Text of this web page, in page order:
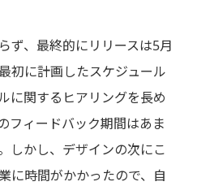
ず、最終的にリリースは5月
初に計画したスケジュール
に関するヒアリングを長め
フィードバック期間はあま
しかし、デザインの次にこ
に時間がかかったので、自